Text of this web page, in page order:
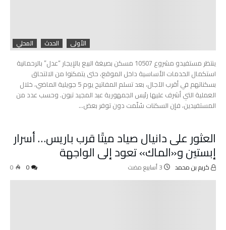
الأولى الحدث المحلي
ينتظر مستفيدو مشروع 10507 مسكن بصيغة البيع بالإيجار “عدل” بالرحمانية
استكمال الخدمات الأساسية داخل الموقع، حتى يتمكنوا من الالتحاق
بسكناتهم في أقرب الآجال، بعد تسلم المفاتيح يوم 5 جويلية الماضي، خلال
العملية التي أشرف عليها رئيس الجمهورية عبد المجيد تبون. وحسب عدد من
المستفيدين، فإن السكنات سُلّمت دون توفر بعض…
العثور على دانيال صياد ميتًا قرب باريس… أسرار
إبستين و«الماك» تعود إلى الواجهة
كريم بن محمد 0